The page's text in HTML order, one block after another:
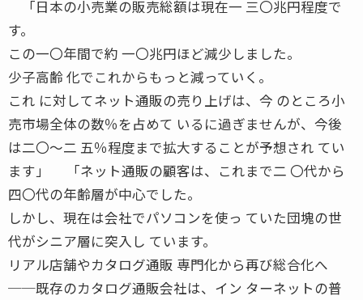
「日本の小売業の販売総額は現在一 三〇兆円程度で
す。
この一〇年間で約 一〇兆円ほど減少しました。
少子高齢 化でこれからもっと減っていく。
これ に対してネット通販の売り上げは、今 のところ小
売市場全体の数％を占めて いるに過ぎませんが、今後
は二〇〜二 五％程度まで拡大することが予想され てい
ます」 「ネット通販の顧客は、これまで二 〇代から
四〇代の年齢層が中心でした。
しかし、現在は会社でパソコンを使っ ていた団塊の世
代がシニア層に突入し ています。
リアル店舗やカタログ通販 専門化から再び総合化へ
──既存のカタログ通販会社は、イン ターネットの普